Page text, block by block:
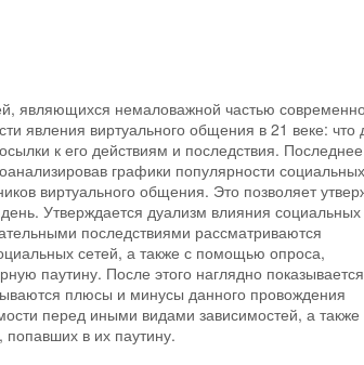
являющихся немаловажной частью
явления виртуального общения в 21 веке: что
к его действиям и последствия. Последнее
графики популярности социальных
виртуального общения. Это позволяет
Утверждается дуализм влияния социальных
последствиями рассматриваются
сетей, а также с помощью опроса,
паутину. После этого наглядно
плюсы и минусы данного провождения
перед иными видами зависимостей, а также
в их паутину.